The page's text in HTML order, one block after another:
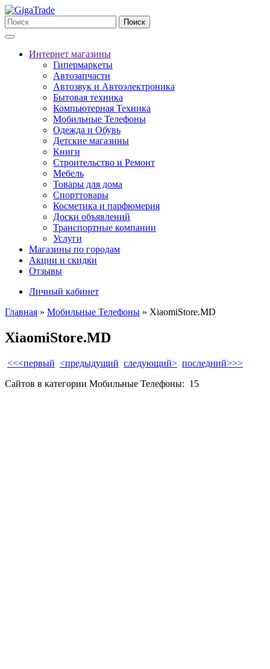
Поиск
Интернет магазины
Гипермаркеты
Автозапчасти
Автозвук и Автоэлектроника
Бытовая техника
Компьютерная Техника
Мобильные Телефоны
Одежда и Обувь
Детские магазины
Книги
Строительство и Ремонт
Мебель
Товары для дома
Спорттовары
Косметика и парфюмерия
Доски объявлений
Транспортные компании
Услуги
Магазины по городам
Акции и скидки
Отзывы
Личный кабинет
Главная » Мобильные Телефоны » XiaomiStore.MD
XiaomiStore.MD
<<<первый <предыдущий следующий> последний>>>
Сайтов в категории Мобильные Телефоны: 15